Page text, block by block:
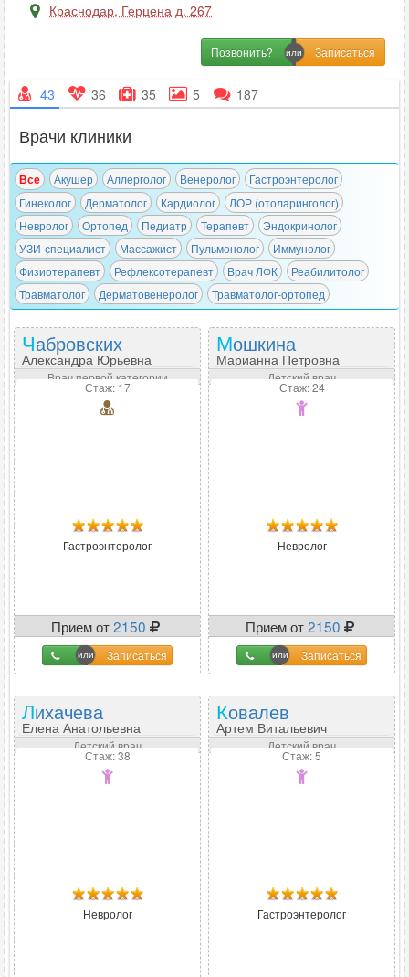
Краснодар, Герцена д. 267
Позвонить?
43 36 35 5 187
Врачи клиники
Все Акушер Аллерголог Венеролог
Гастроэнтеролог
Гинеколог
Дерматолог Кардиолог
ЛОР (отоларинголог)
Невролог
Ортопед Педиатр Терапевт
Эндокринолог
УЗИ-специалист
Массажист Пульмонолог
Иммунолог
Физиотерапевт
Рефлексотерапевт Врач ЛФК
Реабилитолог
Травматолог
Дерматовенеролог Травматолог-ортопед
Чабровских
Александра Юрьевна
Врач первой категории
Стаж: 17
Гастроэнтеролог
Прием от2150
Записаться
Мошкина
Марианна Петровна
Детский врач
Стаж: 24
Невролог
Прием от2150
Записаться
Лихачева
Елена Анатольевна
Детский врач
Стаж: 38
Невролог
Ковалев
Артем Витальевич
Детский врач
Стаж: 5
Гастроэнтеролог